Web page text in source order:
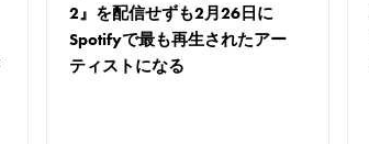
2』を配信せずも2月26日に
Spotifyで最も再生されたアー
ティストになる